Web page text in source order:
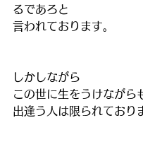
るであろと
言われております。
しかしながら
この世に生をうけながら
出逢う人は限られており